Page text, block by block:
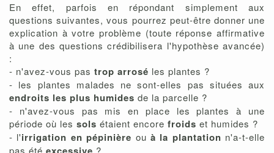
En effet, parfois en répondant simplement aux
questions suivantes, vous pourrez peut-être donner une
explication à votre problème (toute réponse affirmative
à une des questions crédibilisera l'hypothèse avancée)
:
- n'avez-vous pas trop arrosé les plantes ?
- les plantes malades ne sont-elles pas situées aux
endroits les plus humides de la parcelle ?
- n'avez-vous pas mis en place les plantes à une
période où les sols étaient encore froids et humides ?
- l'irrigation en pépinière ou à la plantation n'a-t-elle